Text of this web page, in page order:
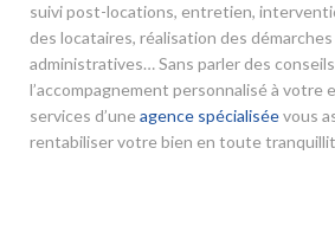
suivi post-locations, entretien,
des locataires, réalisation des
administratives… Sans parler des
l’accompagnement personnalisé à votre
services d’une agence spécialiséevous
rentabiliser votre bien en toute